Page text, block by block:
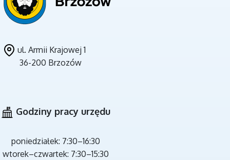
ul. Armii Krajowej 1
36-200 Brzozów
Godziny pracy urzędu
poniedziałek: 7:30–16:30
wtorek–czwartek: 7:30–15:30